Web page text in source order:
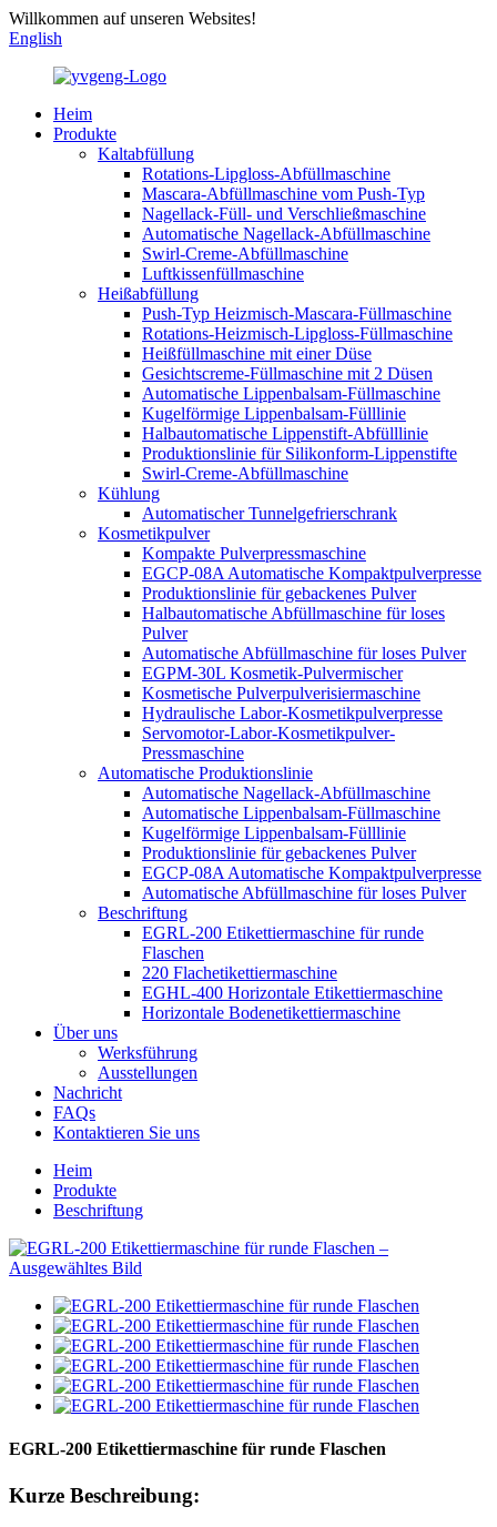
Willkommen auf unseren Websites!
English
Heim
Produkte
Kaltabfüllung
Rotations-Lipgloss-Abfüllmaschine
Mascara-Abfüllmaschine vom Push-Typ
Nagellack-Füll- und Verschließmaschine
Automatische Nagellack-Abfüllmaschine
Swirl-Creme-Abfüllmaschine
Luftkissenfüllmaschine
Heißabfüllung
Push-Typ Heizmisch-Mascara-Füllmaschine
Rotations-Heizmisch-Lipgloss-Füllmaschine
Heißfüllmaschine mit einer Düse
Gesichtscreme-Füllmaschine mit 2 Düsen
Automatische Lippenbalsam-Füllmaschine
Kugelförmige Lippenbalsam-Fülllinie
Halbautomatische Lippenstift-Abfülllinie
Produktionslinie für Silikonform-Lippenstifte
Swirl-Creme-Abfüllmaschine
Kühlung
Automatischer Tunnelgefrierschrank
Kosmetikpulver
Kompakte Pulverpressmaschine
EGCP-08A Automatische Kompaktpulverpresse
Produktionslinie für gebackenes Pulver
Halbautomatische Abfüllmaschine für loses
Pulver
Automatische Abfüllmaschine für loses Pulver
EGPM-30L Kosmetik-Pulvermischer
Kosmetische Pulverpulverisiermaschine
Hydraulische Labor-Kosmetikpulverpresse
Servomotor-Labor-Kosmetikpulver-
Pressmaschine
Automatische Produktionslinie
Automatische Nagellack-Abfüllmaschine
Automatische Lippenbalsam-Füllmaschine
Kugelförmige Lippenbalsam-Fülllinie
Produktionslinie für gebackenes Pulver
EGCP-08A Automatische Kompaktpulverpresse
Automatische Abfüllmaschine für loses Pulver
Beschriftung
EGRL-200 Etikettiermaschine für runde
Flaschen
220 Flachetikettiermaschine
EGHL-400 Horizontale Etikettiermaschine
Horizontale Bodenetikettiermaschine
Über uns
Werksführung
Ausstellungen
Nachricht
FAQs
Kontaktieren Sie uns
Heim
Produkte
Beschriftung
EGRL-200 Etikettiermaschine für runde Flaschen
Kurze Beschreibung: